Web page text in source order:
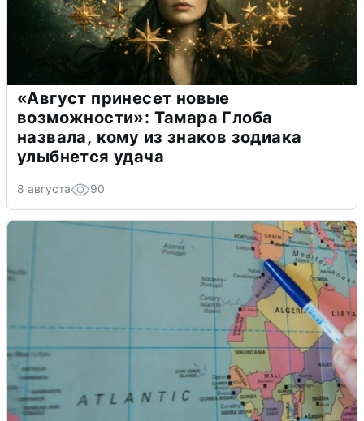
«Август принесет новые
возможности»: Тамара Глоба
назвала, кому из знаков зодиака
улыбнется удача
8 августа 90